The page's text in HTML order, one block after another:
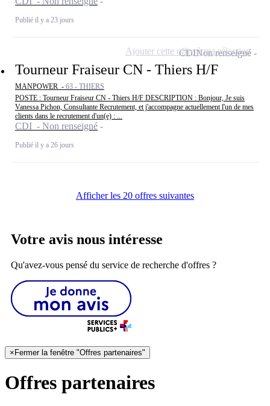
Publié il y a 23 jours
Tourneur Fraiseur CN - Thiers H/F
MANPOWER - 63 - THIERS
POSTE : Tourneur Fraiseur CN - Thiers H/F DESCRIPTION : Bonjour, Je suis
Vanessa Pichon, Consultante Recrutement, et j'accompagne actuellement l'un de mes
clients dans le recrutement d'un(e) : ...
CDI - Non renseigné
Publié il y a 26 jours
CDINon renseigné
Ajouter cette offre à ma sélection
Afficher les 20 offres suivantes
Votre avis nous intéresse
Qu'avez-vous pensé du service de recherche d'offres ?
×Fermer la fenêtre "Offres partenaires"
Offres partenaires